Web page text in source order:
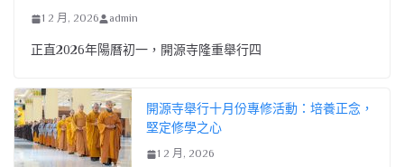
1 2 月, 2026 admin
正直2026年陽曆初一，開源寺隆重舉行四
開源寺舉行十月份專修活動：培養正念，
堅定修學之心
1 2 月, 2026